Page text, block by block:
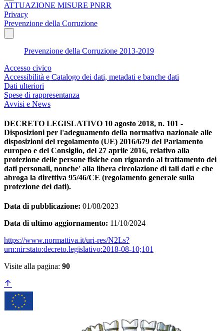
ATTUAZIONE MISURE PNRR
Privacy
Prevenzione della Corruzione
Prevenzione della Corruzione 2013-2019
Accesso civico
Accessibilità e Catalogo dei dati, metadati e banche dati
Dati ulteriori
Spese di rappresentanza
Avvisi e News
DECRETO LEGISLATIVO 10 agosto 2018, n. 101 -
Disposizioni per l'adeguamento della normativa nazionale alle
disposizioni del regolamento (UE) 2016/679 del Parlamento
europeo e del Consiglio, del 27 aprile 2016, relativo alla
protezione delle persone fisiche con riguardo al trattamento dei
dati personali, nonche' alla libera circolazione di tali dati e che
abroga la direttiva 95/46/CE (regolamento generale sulla
protezione dei dati).
Data di pubblicazione: 01/08/2023
Data di ultimo aggiornamento: 11/10/2024
https://www.normattiva.it/uri-res/N2Ls?
urn:nir:stato:decreto.legislativo:2018-08-10;101
Visite alla pagina: 90